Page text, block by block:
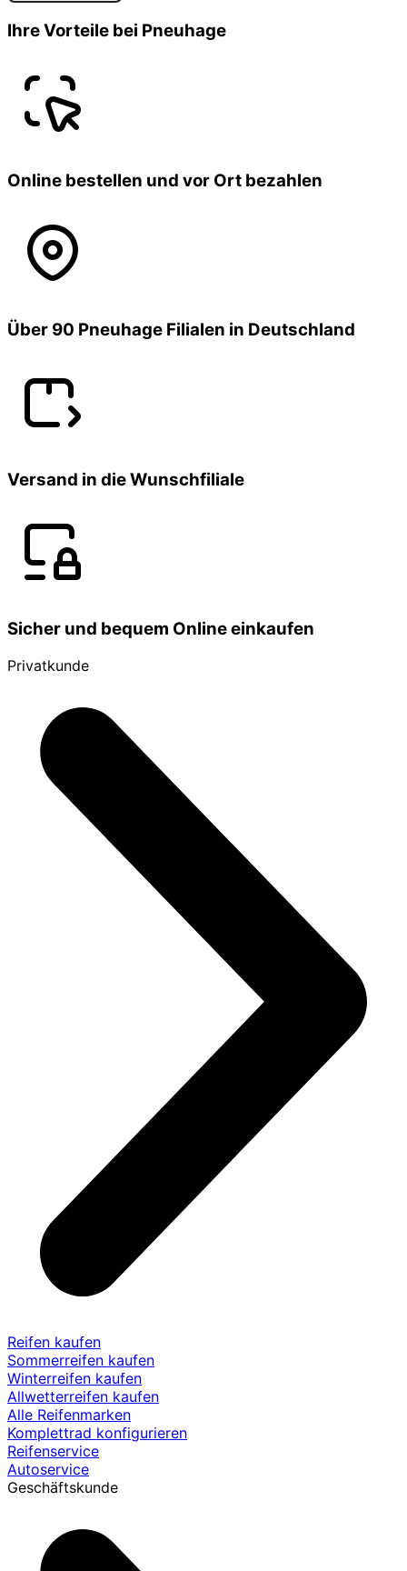
Ihre Vorteile bei Pneuhage
Online bestellen und vor Ort bezahlen
Über 90 Pneuhage Filialen in Deutschland
Versand in die Wunschfiliale
Sicher und bequem Online einkaufen
Privatkunde
Reifen kaufen
Sommerreifen kaufen
Winterreifen kaufen
Allwetterreifen kaufen
Alle Reifenmarken
Komplettrad konfigurieren
Reifenservice
Autoservice
Geschäftskunde